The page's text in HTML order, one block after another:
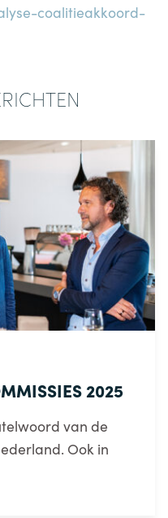
coalitieakkoord-
2025
van de
Ook in